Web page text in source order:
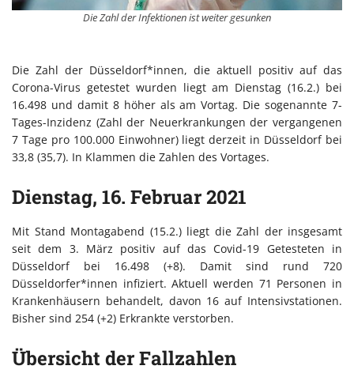
Die Zahl der Infektionen ist weiter gesunken
Die Zahl der Düsseldorf*innen, die aktuell positiv auf das
Corona-Virus getestet wurden liegt am Dienstag (16.2.) bei
16.498 und damit 8 höher als am Vortag. Die sogenannte 7-
Tages-Inzidenz (Zahl der Neuerkrankungen der vergangenen
7 Tage pro 100.000 Einwohner) liegt derzeit in Düsseldorf bei
33,8 (35,7). In Klammen die Zahlen des Vortages.
Dienstag, 16. Februar 2021
Mit Stand Montagabend (15.2.) liegt die Zahl der insgesamt
seit dem 3. März positiv auf das Covid-19 Getesteten in
Düsseldorf bei 16.498 (+8). Damit sind rund 720
Düsseldorfer*innen infiziert. Aktuell werden 71 Personen in
Krankenhäusern behandelt, davon 16 auf Intensivstationen.
Bisher sind 254 (+2) Erkrankte verstorben.
Übersicht der Fallzahlen